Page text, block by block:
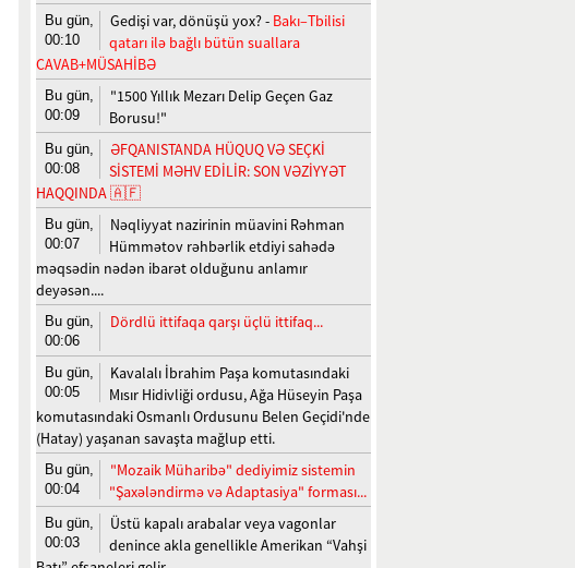
Bu gün,
00:10
Gedişi var, dönüşü yox? - Bakı–Tbilisi
qatarı ilə bağlı bütün suallara
CAVAB+MÜSAHİBƏ
Bu gün,
00:09
"1500 Yıllık Mezarı Delip Geçen Gaz
Borusu!"
Bu gün,
00:08
ƏFQANISTANDA HÜQUQ VƏ SEÇKİ
SİSTEMİ MƏHV EDİLİR: SON VƏZİYYƏT
HAQQINDA 🇦🇫
Bu gün,
00:07
Nəqliyyat nazirinin müavini Rəhman
Hümmətov rəhbərlik etdiyi sahədə
məqsədin nədən ibarət olduğunu anlamır
deyəsən....
Bu gün,
00:06
Dördlü ittifaqa qarşı üçlü ittifaq...
Bu gün,
00:05
Kavalalı İbrahim Paşa komutasındaki
Mısır Hidivliği ordusu, Ağa Hüseyin Paşa
komutasındaki Osmanlı Ordusunu Belen Geçidi'nde
(Hatay) yaşanan savaşta mağlup etti.
Bu gün,
00:04
"Mozaik Müharibə" dediyimiz sistemin
"Şaxələndirmə və Adaptasiya" forması...
Bu gün,
00:03
Üstü kapalı arabalar veya vagonlar
denince akla genellikle Amerikan “Vahşi